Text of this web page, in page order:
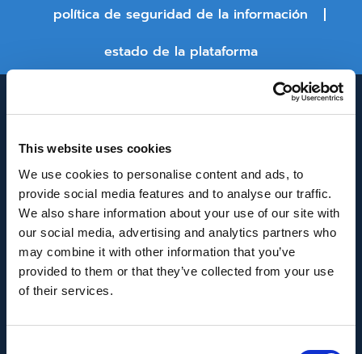
This website uses cookies
We use cookies to personalise content and ads, to
provide social media features and to analyse our traffic.
We also share information about your use of our site with
our social media, advertising and analytics partners who
may combine it with other information that you’ve
provided to them or that they’ve collected from your use
of their services.
política de seguridad de la información
estado de la plataforma
INNOVACIÓN Y DESARROLLO DE ANDALUCÍA
IDEA
Se ha recibido un incentivo de la Agencia de
Junta de Andalucía, por un importe de